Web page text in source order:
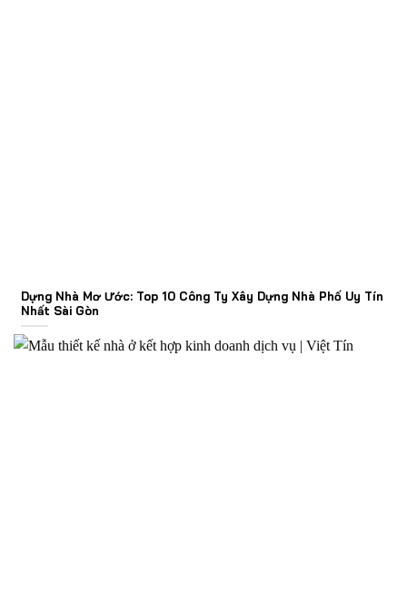
Dựng Nhà Mơ Ước: Top 10 Công Ty Xây Dựng Nhà Phố Uy Tín
Nhất Sài Gòn